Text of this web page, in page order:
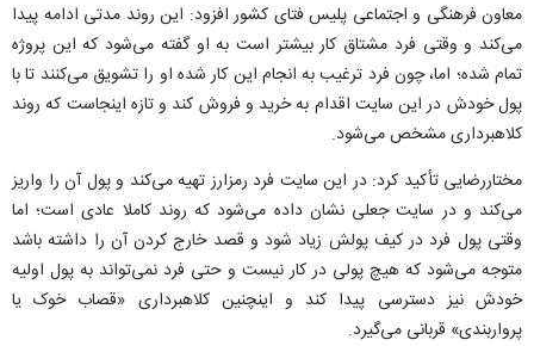
معاون فرهنگی و اجتماعی پلیس فتای کشور افزود: این روند مدتی ادامه پیدا
می‌کند و وقتی فرد مشتاق کار بیشتر است به او گفته می‌شود که این پروژه
تمام شده؛ اما، چون فرد ترغیب به انجام این کار شده او را تشویق می‌کنند تا با
پول خودش در این سایت اقدام به خرید و فروش کند و تازه اینجاست که روند
کلاهبرداری مشخص می‌شود.
مختاررضایی تأکید کرد: در این سایت فرد رمزارز تهیه می‌کند و پول آن را واریز
می‌کند و در سایت جعلی نشان داده می‌شود که روند کاملا عادی است؛ اما
وقتی پول فرد در کیف پولش زیاد شود و قصد خارج کردن آن را داشته باشد
متوجه می‌شود که هیچ پولی در کار نیست و حتی فرد نمی‌تواند به پول اولیه
خودش نیز دسترسی پیدا کند و اینچنین کلاهبرداری «قصاب خوک یا
پرواربندی» قربانی می‌گیرد.